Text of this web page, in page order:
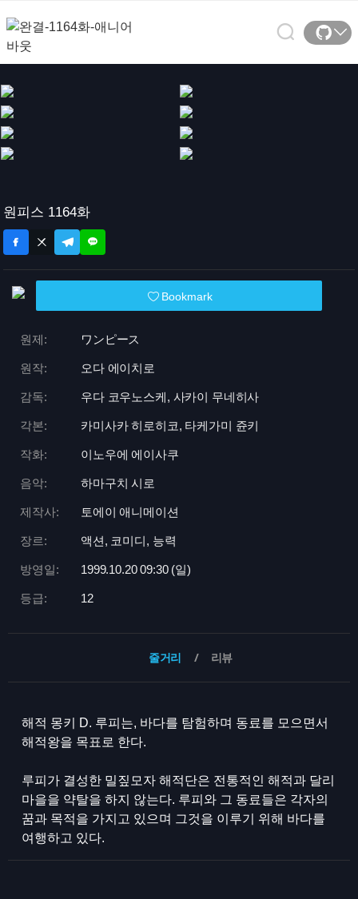
원피스 1164화
Bookmark
원제: ワンピース
원작: 오다 에이치로
감독: 우다 코우노스케, 사카이 무네히사
각본: 카미사카 히로히코, 타케가미 쥰키
작화: 이노우에 에이사쿠
음악: 하마구치 시로
제작사: 토에이 애니메이션
장르: 액션, 코미디, 능력
방영일: 1999.10.20 09:30 (일)
등급: 12
줄거리 리뷰
해적 몽키 D. 루피는, 바다를 탐험하며 동료를 모으면서
해적왕을 목표로 한다.
루피가 결성한 밀짚모자 해적단은 전통적인 해적과 달리
마을을 약탈을 하지 않는다. 루피와 그 동료들은 각자의
꿈과 목적을 가지고 있으며 그것을 이루기 위해 바다를
여행하고 있다.